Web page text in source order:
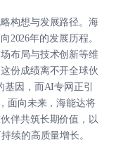
构想与发展路径。海
2026年的发展历程。
布局与技术创新等维
份成绩离不开全球伙
因，而AI专网正引
面向未来，海能达将
伴共筑长期价值，以
续的高质量增长。